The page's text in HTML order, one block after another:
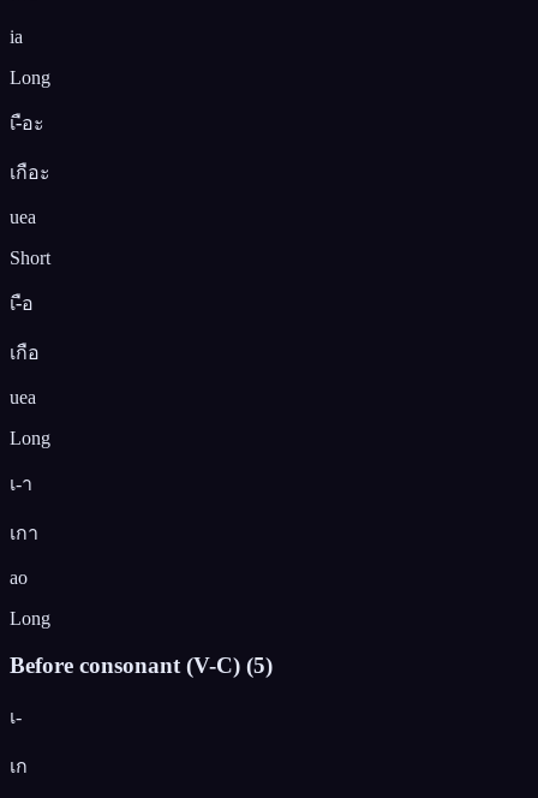
ia
Long
เ-ือะ
เกือะ
uea
Short
เ-ือ
เกือ
uea
Long
เ-า
เกา
ao
Long
Before consonant (V-C) (5)
เ-
เก